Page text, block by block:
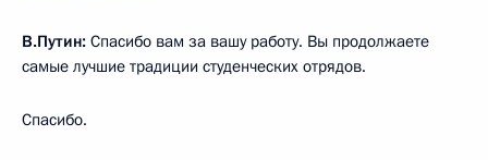
В.Путин: Спасибо вам за вашу работу. Вы продолжаете
самые лучшие традиции студенческих отрядов.
Спасибо.